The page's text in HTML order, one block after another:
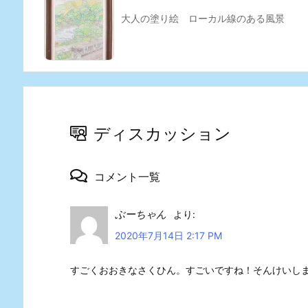
大人の塗り絵 ローカル線のある風景
ディスカッション
コメント一覧
ぶーちゃん
より:
2020年7月14日 2:17 PM
すごくおおきなさくひん。すごいですね！そんけいし